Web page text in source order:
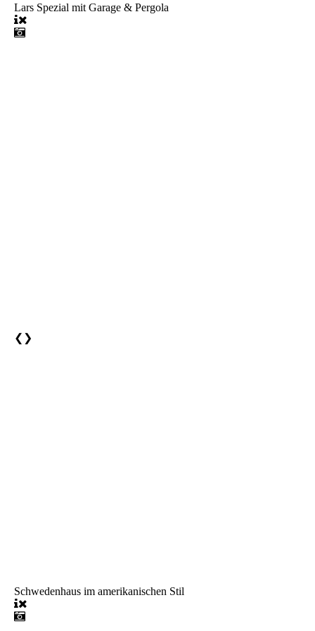
Lars Spezial mit Garage & Pergola
❮ ❯
Schwedenhaus im amerikanischen Stil